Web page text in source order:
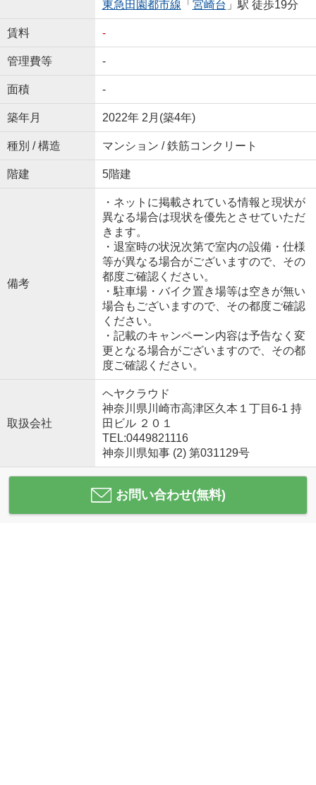
東急田園都市線 「 宮崎台 」駅 徒歩19分
賃料 -
管理費等 -
面積 -
築年月 2022年 2月(築4年)
種別 / 構造 マンション / 鉄筋コンクリート
階建 5階建
備考
・ネットに掲載されている情報と現状が
異なる場合は現状を優先とさせていただ
きます。
・退室時の状況次第で室内の設備・仕様
等が異なる場合がございますので、その
都度ご確認ください。
・駐車場・バイク置き場等は空きが無い
場合もございますので、その都度ご確認
ください。
・記載のキャンペーン内容は予告なく変
更となる場合がございますので、その都
度ご確認ください。
取扱会社
ヘヤクラウド
神奈川県川崎市高津区久本１丁目6-1 持
田ビル ２０１
TEL:0449821116
神奈川県知事 (2) 第031129号
お問い合わせ(無料)